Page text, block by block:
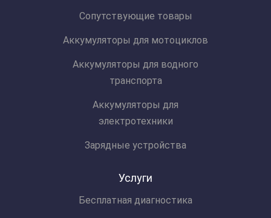
Сопутствующие товары
Аккумуляторы для мотоциклов
Аккумуляторы для водного
транспорта
Аккумуляторы для
электротехники
Зарядные устройства
Услуги
Бесплатная диагностика